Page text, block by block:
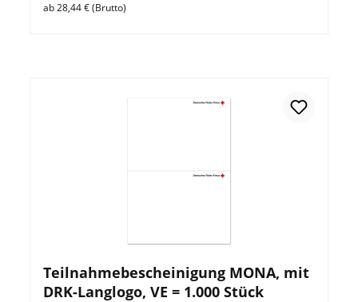
ab 28,44 € (Brutto)
Teilnahmebescheinigung MONA, mit
DRK-Langlogo, VE = 1.000 Stück